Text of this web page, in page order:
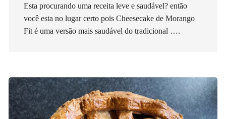
Esta procurando uma receita leve e saudável? então
você esta no lugar certo pois Cheesecake de Morango
Fit é uma versão mais saudável do tradicional ….